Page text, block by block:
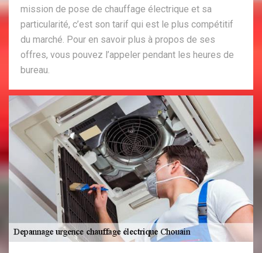
mission de pose de chauffage électrique et sa
particularité, c’est son tarif qui est le plus compétitif
du marché. Pour en savoir plus à propos de ses
offres, vous pouvez l’appeler pendant les heures de
bureau.